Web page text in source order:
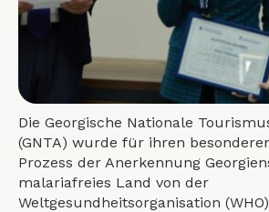
Die Georgische Nationale
(GNTA) wurde für ihren
Prozess der Anerkennung
malariafreies Land von der
Weltgesundheitsorganisation